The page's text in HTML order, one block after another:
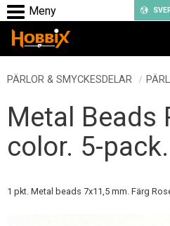
Meny
PÄRLOR & SMYCKESDELAR
Metal Beads
color. 5-pack.
1 pkt. Metal beads 7x11,5 mm. Färg